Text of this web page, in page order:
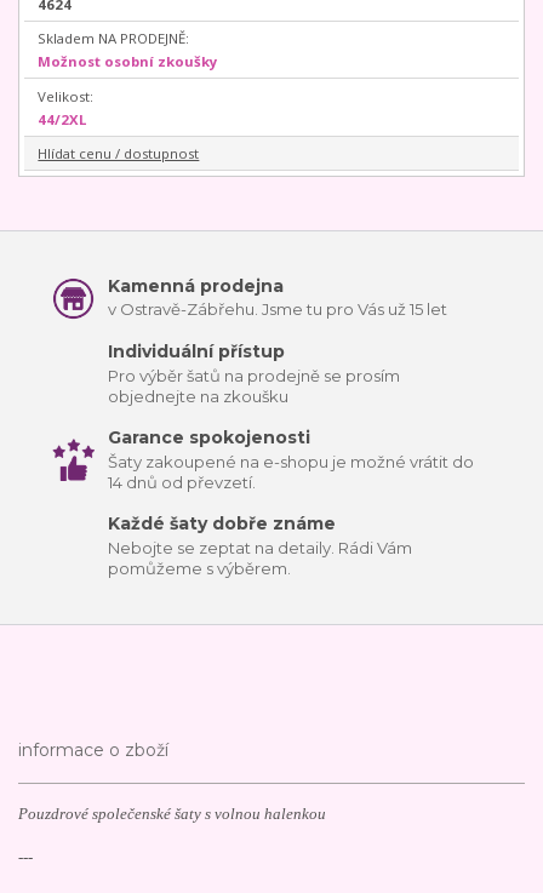
4624
Skladem NA PRODEJNĚ:
Možnost osobní zkoušky
Velikost:
44/2XL
Hlídat cenu / dostupnost
Kamenná prodejna
v Ostravě-Zábřehu. Jsme tu pro Vás už 15 let
Individuální přístup
Pro výběr šatů na prodejně se prosím
objednejte na zkoušku
Garance spokojenosti
Šaty zakoupené na e-shopu je možné vrátit do
14 dnů od převzetí.
Každé šaty dobře známe
Nebojte se zeptat na detaily. Rádi Vám
pomůžeme s výběrem.
informace o zboží
Pouzdrové společenské šaty s volnou halenkou
---